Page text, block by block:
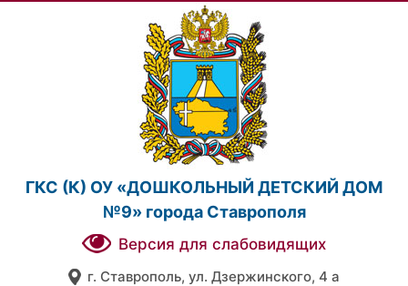
ГКС (К) ОУ «ДОШКОЛЬНЫЙ ДЕТСКИЙ ДОМ
№9» города Ставрополя
Версия для слабовидящих
г. Ставрополь, ул. Дзержинского, 4 а